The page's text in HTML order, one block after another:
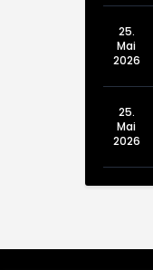
25.
Mai
2026
25.
Mai
2026